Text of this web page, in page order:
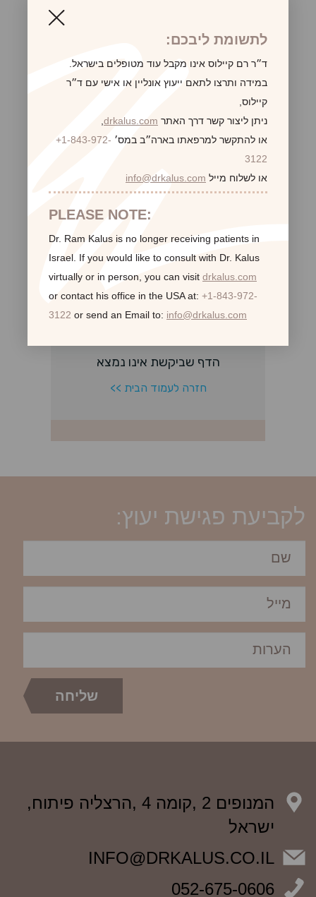
לקוחות ממליצות:
לקביעת פגישת יעוץ:
המנופים 2 ,קומה 4 ,הרצליה פיתוח,
ישראל
INFO@DRKALUS.CO.IL
052-675-0606
לתשומת ליבכם:
ד״ר רם קיילוס אינו מקבל עוד מטופלים בישראל.
במידה ותרצו לתאם ייעוץ אונליין או אישי עם ד״ר
קיילוס,
ניתן ליצור קשר דרך האתר drkalus.com
או להתקשר למרפאתו בארה״ב במס׳ +1-843-972-
3122
או לשלוח מייל info@drkalus.com
PLEASE NOTE:
Dr. Ram Kalus is no longer receiving patients in
Israel. If you would like to consult with Dr. Kalus
virtually or in person, you can visit drkalus.com
or contact his office in the USA at: +1-843-972-
3122 or send an Email to: info@drkalus.com